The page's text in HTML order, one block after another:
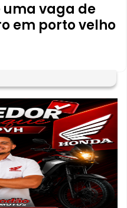
uma vaga de
em porto velho